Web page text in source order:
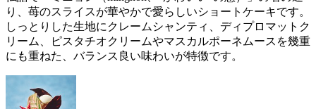
り、苺のスライスが華やかで愛らしいショートケーキです。
しっとりした生地にクレームシャンティ、ディプロマットク
リーム、ピスタチオクリームやマスカルポーネムースを幾重
にも重ねた、バランス良い味わいが特徴です。